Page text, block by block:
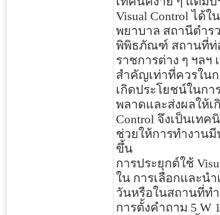
Visual Control ได้
พยาบาล สถานีตำร
พิพิธภัณฑ์ สถานที่ท่อ
ราชการต่าง ๆ ฯลฯ
สำคัญเท่าที่ควรใน
เกิดประโยชน์ในก
พลาดและส่งผลให้เ
Control จึงเป็นเท
ช่วยให้การทำงาน
ขึ้น
การประยุกต์ใช้
ใน การเลือกและน
วันหรือในสถานที่ท
การตั้งคำถาม 5 W